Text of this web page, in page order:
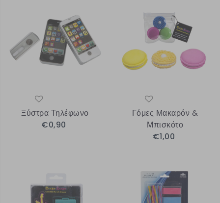
Ξύστρα Τηλέφωνο
€0,90
Γόμες Μακαρόν &
Μπισκότο
€1,00